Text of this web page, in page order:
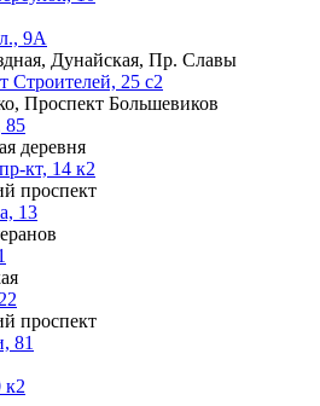
9А
Дунайская, Пр. Славы
Строителей, 25 с2
Проспект Большевиков
85
деревня
кт, 14 к2
проспект
13
проспект
81
к2